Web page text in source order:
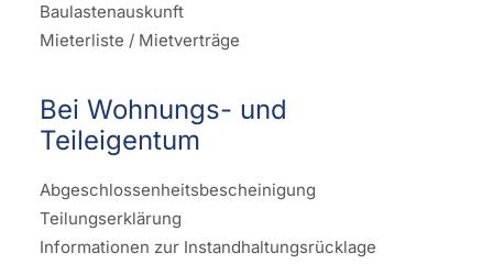
Baulastenauskunft
Mieterliste / Mietverträge
Bei Wohnungs- und
Teileigentum
Abgeschlossenheitsbescheinigung
Teilungserklärung
Informationen zur Instandhaltungsrücklage